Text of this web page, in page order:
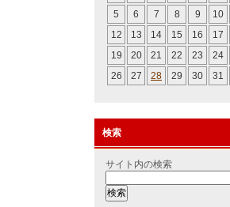
5
6 7 8 9 10
12
13 14 15 16 17
19
20 21 22 23 24
26
27 28 29 30 31
検索
サイト内の検索